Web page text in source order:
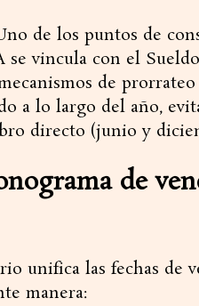
de los puntos de
se vincula con el
de
a lo largo del año,
directo (junio y
de
unifica las fechas de
manera: